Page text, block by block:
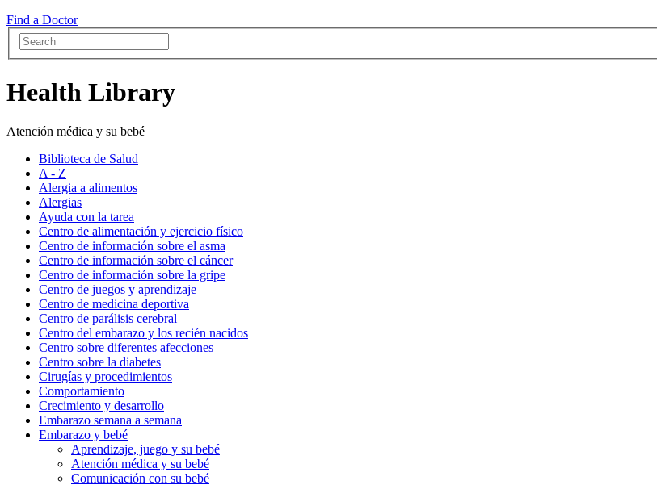
Find a Doctor
Health Library
Atención médica y su bebé
Biblioteca de Salud
A - Z
Alergia a alimentos
Alergias
Ayuda con la tarea
Centro de alimentación y ejercicio físico
Centro de información sobre el asma
Centro de información sobre el cáncer
Centro de información sobre la gripe
Centro de juegos y aprendizaje
Centro de medicina deportiva
Centro de parálisis cerebral
Centro del embarazo y los recién nacidos
Centro sobre diferentes afecciones
Centro sobre la diabetes
Cirugías y procedimientos
Comportamiento
Crecimiento y desarrollo
Embarazo semana a semana
Embarazo y bebé
Aprendizaje, juego y su bebé
Atención médica y su bebé
Comunicación con su bebé